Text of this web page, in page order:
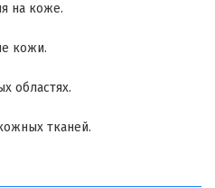
на коже.
кожи.
областях.
тканей.